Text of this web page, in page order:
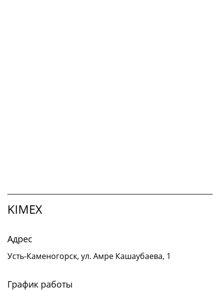
KIMEX
Адрес
Усть-Каменогорск, ул. Амре Кашаубаева, 1
График работы